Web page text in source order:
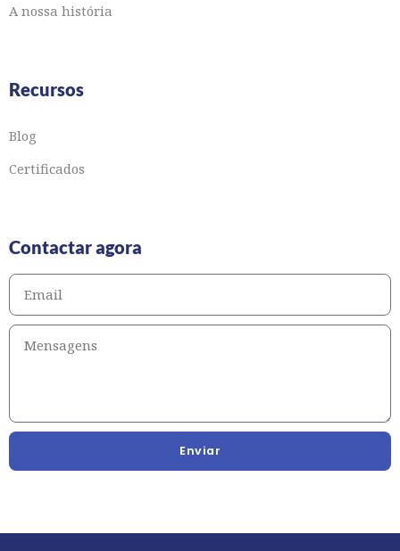
A nossa história
Recursos
Blog
Certificados
Contactar agora
Enviar